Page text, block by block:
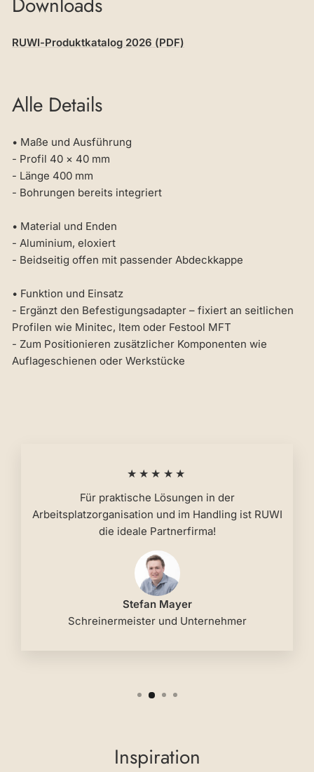
RUWI-Produktkatalog 2026 (PDF)
Alle Details
• Maße und Ausführung
- Profil 40 × 40 mm
- Länge 400 mm
- Bohrungen bereits integriert
• Material und Enden
- Aluminium, eloxiert
- Beidseitig offen mit passender Abdeckkappe
• Funktion und Einsatz
- Ergänzt den Befestigungsadapter – fixiert an seitlichen
Profilen wie Minitec, Item oder Festool MFT
- Zum Positionieren zusätzlicher Komponenten wie
Auflageschienen oder Werkstücke
★★★★★
Für praktische Lösungen in der
Arbeitsplatzorganisation und im Handling ist RUWI
die ideale Partnerfirma!
Stefan Mayer
Schreinermeister und Unternehmer
Inspiration